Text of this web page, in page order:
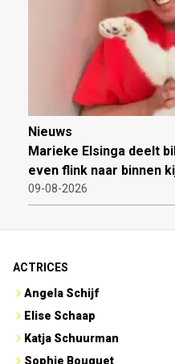
Nieuws
Marieke Elsinga deelt
even flink naar binnen
09-08-2026
ACTRICES
Angela Schijf
Elise Schaap
Katja Schuurman
Sophie Bouquet